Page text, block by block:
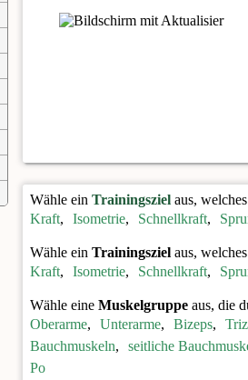
Wähle ein Trainingsziel aus,
Kraft, Isometrie, Schnellkraft,
Wähle ein Trainingsziel aus,
Kraft, Isometrie, Schnellkraft,
Wähle eine Muskelgruppe aus, die
Oberarme, Unterarme, Bizeps,
Bauchmuskeln, seitliche
Po